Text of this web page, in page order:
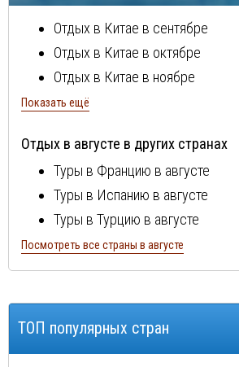
Отдых в Китае в сентябре
Отдых в Китае в октябре
Отдых в Китае в ноябре
Отдых в Китае в декабре
Отдых в Китае в феврале
Отдых в Китае в марте
Отдых в Китае в апреле
Отдых в Китае в мае
Отдых в Китае в июне
Отдых в Китае в июле
Показать ещё
Отдых в августе в других странах
Туры в Францию в августе
Туры в Испанию в августе
Туры в Турцию в августе
Туры в Болгарию в августе
Туры в Португалию в августе
Туры в Кипр в августе
Посмотреть все страны в августе
ТОП популярных стран